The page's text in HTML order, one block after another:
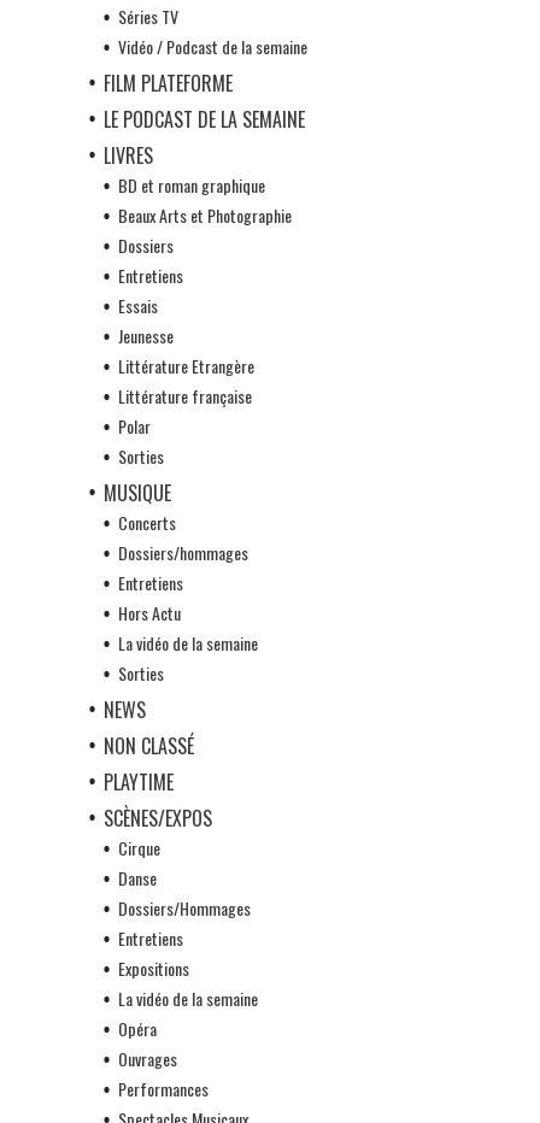
Séries TV
Vidéo / Podcast de la semaine
FILM PLATEFORME
LE PODCAST DE LA SEMAINE
LIVRES
BD et roman graphique
Beaux Arts et Photographie
Dossiers
Entretiens
Essais
Jeunesse
Littérature Etrangère
Littérature française
Polar
Sorties
MUSIQUE
Concerts
Dossiers/hommages
Entretiens
Hors Actu
La vidéo de la semaine
Sorties
NEWS
NON CLASSÉ
PLAYTIME
SCÈNES/EXPOS
Cirque
Danse
Dossiers/Hommages
Entretiens
Expositions
La vidéo de la semaine
Opéra
Ouvrages
Performances